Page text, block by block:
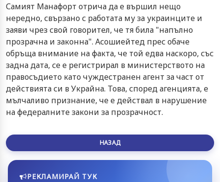
Самият Манафорт отрича да е вършил нещо
нередно, свързано с работата му за украинците и
заяви чрез свой говорител, че тя била "напълно
прозрачна и законна". Асошиейтед прес обаче
обръща внимание на факта, че той едва наскоро, със
задна дата, се е регистрирал в министерството на
правосъдието като чуждестранен агент за част от
действията си в Украйна. Това, според агенцията, е
мълчаливо признание, че е действал в нарушение
на федералните закони за прозрачност.
НАЗАД
РЕКЛАМИРАЙ ТУК